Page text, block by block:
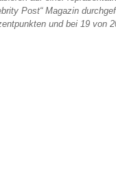
Post“ Magazin
und bei 19 von